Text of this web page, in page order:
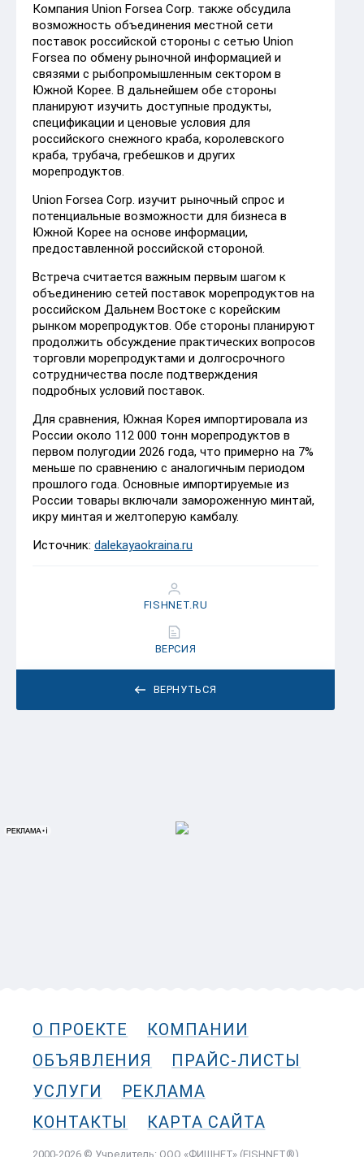
Компания Union Forsea Corp. также обсудила
возможность объединения местной сети
поставок российской стороны с сетью Union
Forsea по обмену рыночной информацией и
связями с рыбопромышленным сектором в
Южной Корее. В дальнейшем обе стороны
планируют изучить доступные продукты,
спецификации и ценовые условия для
российского снежного краба, королевского
краба, трубача, гребешков и других
морепродуктов.
Union Forsea Corp. изучит рыночный спрос и
потенциальные возможности для бизнеса в
Южной Корее на основе информации,
предоставленной российской стороной.
Встреча считается важным первым шагом к
объединению сетей поставок морепродуктов на
российском Дальнем Востоке с корейским
рынком морепродуктов. Обе стороны планируют
продолжить обсуждение практических вопросов
торговли морепродуктами и долгосрочного
сотрудничества после подтверждения
подробных условий поставок.
Для сравнения, Южная Корея импортировала из
России около 112 000 тонн морепродуктов в
первом полугодии 2026 года, что примерно на 7%
меньше по сравнению с аналогичным периодом
прошлого года. Основные импортируемые из
России товары включали замороженную минтай,
икру минтая и желтоперую камбалу.
Источник: dalekayaokraina.ru
ВЕРНУТЬСЯ
FISHNET.RU
ВЕРСИЯ
О ПРОЕКТЕ
КОМПАНИИ
ОБЪЯВЛЕНИЯ
ПРАЙС-ЛИСТЫ
УСЛУГИ
РЕКЛАМА
КОНТАКТЫ
КАРТА САЙТА
2000-2026 © Учредитель: ООО «ФИШНЕТ» (FISHNET®)